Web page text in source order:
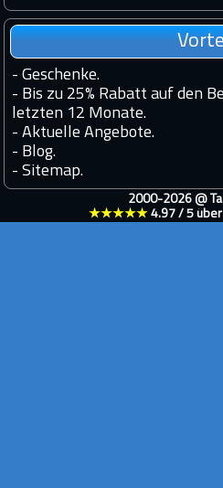
- Geschenke.
- Bis zu 25% Rabatt auf den
letzten 12 Monate.
- Aktuelle Angebote.
- Blog.
- Sitemap.
2000-2026 @
★★★★★ 4.97 / 5 über